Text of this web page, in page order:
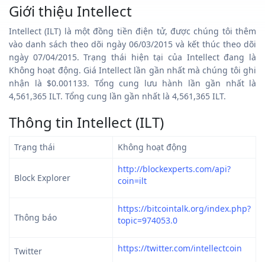
Giới thiệu Intellect
Intellect (ILT) là một đồng tiền điện tử, được chúng tôi thêm
vào danh sách theo dõi ngày 06/03/2015 và kết thúc theo dõi
ngày 07/04/2015. Trạng thái hiện tại của Intellect đang là
Không hoạt động. Giá Intellect lần gần nhất mà chúng tôi ghi
nhận là $0.001133. Tổng cung lưu hành lần gần nhất là
4,561,365 ILT. Tổng cung lần gần nhất là 4,561,365 ILT.
Thông tin Intellect (ILT)
Trạng thái Không hoạt động
Block Explorer
http://blockexperts.com/api?
coin=ilt
Thông báo
https://bitcointalk.org/index.php?
topic=974053.0
Twitter https://twitter.com/intellectcoin